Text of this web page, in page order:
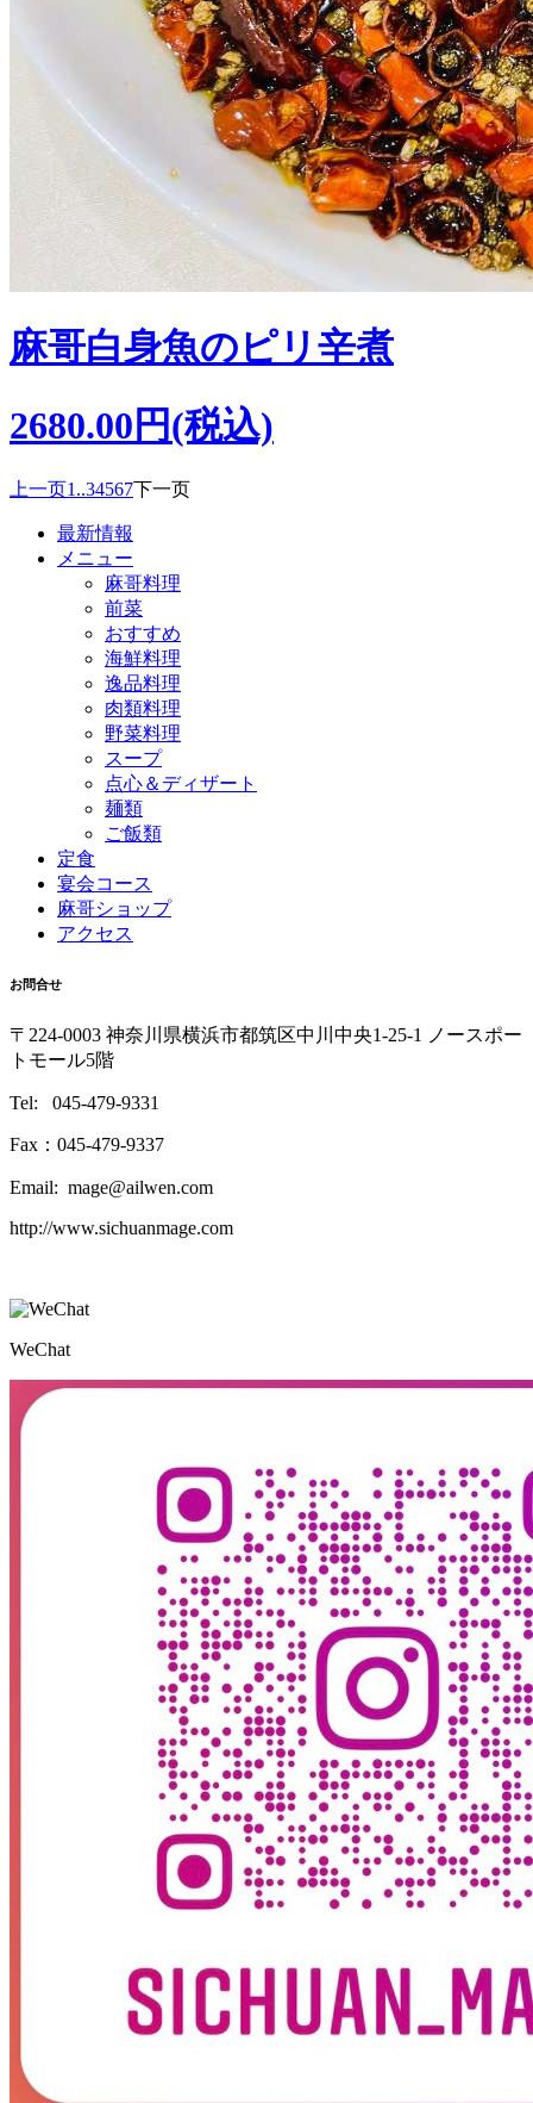
麻哥白身魚のピリ辛煮
2680.00円(税込)
上一页1..34567下一页
最新情報
メニュー
麻哥料理
前菜
おすすめ
海鮮料理
逸品料理
肉類料理
野菜料理
スープ
点心＆ディザート
麺類
ご飯類
定食
宴会コース
麻哥ショップ
アクセス
お問合せ
〒224-0003 神奈川県横浜市都筑区中川中央1-25-1 ノースポー
トモール5階
Tel: 045-479-9331
Fax：045-479-9337
Email: mage@ailwen.com
http://www.sichuanmage.com
WeChat